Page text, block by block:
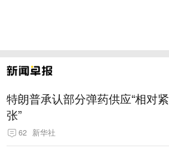
特朗普承认部分弹药供应“相对紧
张”
62 新华社